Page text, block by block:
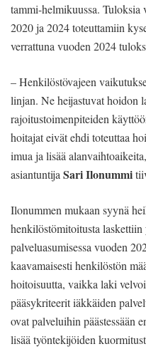
tammi-helmikuussa. Tuloksia
2020 ja 2024 toteuttamiin
verrattuna vuoden 2024
– Henkilöstövajeen
linjan. Ne heijastuvat hoidon
rajoitustoimenpiteiden
hoitajat eivät ehdi toteuttaa
imua ja lisää
asiantuntija Sari Ilonummi
Ilonummen mukaan syynä
henkilöstömitoitusta laskettiin
palveluasumisessa vuoden
kaavamaisesti henkilöstön
hoitoisuutta, vaikka laki
pääsykriteerit iäkkäiden
ovat palveluihin päästessään
lisää työntekijöiden